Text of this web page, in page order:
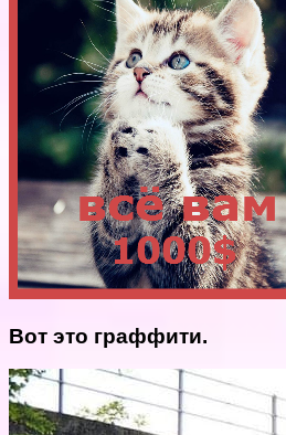
Вот это граффити.